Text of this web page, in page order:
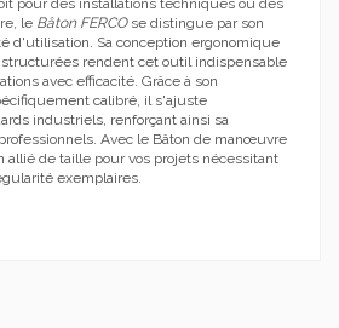
le Bâton FERCOse distingue par son
d'utilisation. Sa conception ergonomique
rendent cet outil indispensable
avec efficacité. Grâce à son
calibré, il s'ajuste
industriels, renforçant ainsi sa
Avec le Bâton de manœuvre
allié de taille pour vos projets nécessitant
exemplaires.